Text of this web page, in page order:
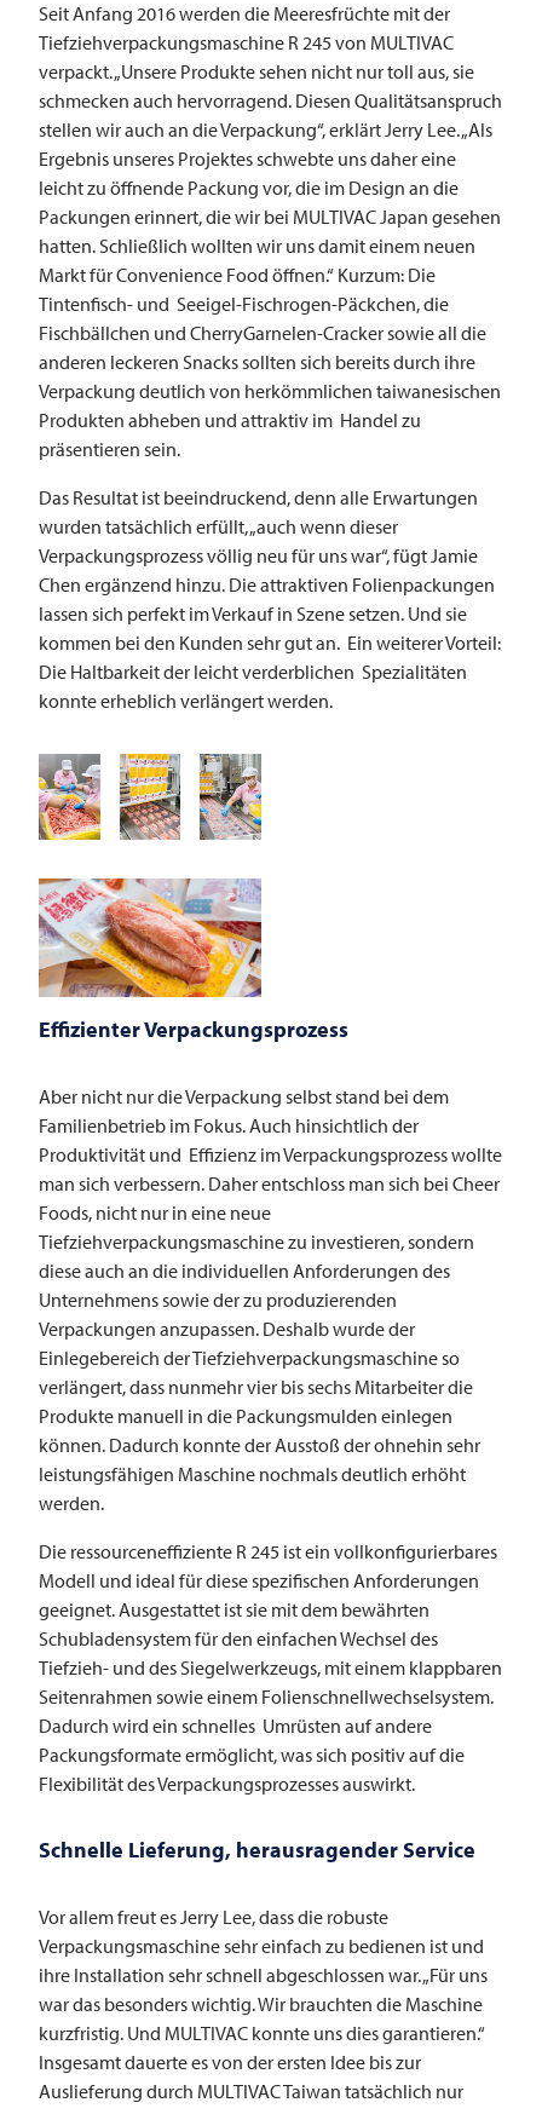
Seit Anfang 2016 werden die Meeresfrüchte mit der
Tiefziehverpackungsmaschine R 245 von MULTIVAC
verpackt. „Unsere Produkte sehen nicht nur toll aus, sie
schmecken auch hervorragend. Diesen Qualitätsanspruch
stellen wir auch an die Verpackung“, erklärt Jerry Lee. „Als
Ergebnis unseres Projektes schwebte uns daher eine
leicht zu öffnende Packung vor, die im Design an die
Packungen erinnert, die wir bei MULTIVACJapan gesehen
hatten. Schließlich wollten wir uns damit einem neuen
Markt für Convenience Food öffnen.“ Kurzum: Die
Tintenfisch- und Seeigel-Fischrogen-Päckchen, die
Fischbällchen und CherryGarnelen-Cracker sowie all die
anderen leckeren Snacks sollten sich bereits durch ihre
Verpackung deutlich von herkömmlichen taiwanesischen
Produkten abheben und attraktiv im Handel zu
präsentieren sein.
Das Resultat ist beeindruckend, denn alle Erwartungen
wurden tatsächlich erfüllt, „auch wenn dieser
Verpackungsprozess völlig neu für uns war“, fügt Jamie
Chen ergänzend hinzu. Die attraktiven Folienpackungen
lassen sich perfekt im Verkauf in Szene setzen. Und sie
kommen bei den Kunden sehr gut an. Ein weiterer Vorteil:
Die Haltbarkeit der leicht verderblichen Spezialitäten
konnte erheblich verlängert werden.
Effizienter Verpackungsprozess
Aber nicht nur die Verpackung selbst stand bei dem
Familienbetrieb im Fokus. Auch hinsichtlich der
Produktivität und Effizienz im Verpackungsprozess wollte
man sich verbessern. Daher entschloss man sich bei Cheer
Foods, nicht nur in eine neue
Tiefziehverpackungsmaschine zu investieren, sondern
diese auch an die individuellen Anforderungen des
Unternehmens sowie der zu produzierenden
Verpackungen anzupassen. Deshalb wurde der
Einlegebereich der Tiefziehverpackungsmaschine so
verlängert, dass nunmehr vier bis sechs Mitarbeiter die
Produkte manuell in die Packungsmulden einlegen
können. Dadurch konnte der Ausstoß der ohnehin sehr
leistungsfähigen Maschine nochmals deutlich erhöht
werden.
Die ressourceneffiziente R 245 ist ein vollkonfigurierbares
Modell und ideal für diese spezifischen Anforderungen
geeignet. Ausgestattet ist sie mit dem bewährten
Schubladensystem für den einfachen Wechsel des
Tiefzieh- und des Siegelwerkzeugs, mit einem klappbaren
Seitenrahmen sowie einem Folienschnellwechselsystem.
Dadurch wird ein schnelles Umrüsten auf andere
Packungsformate ermöglicht, was sich positiv auf die
Flexibilität des Verpackungsprozesses auswirkt.
Schnelle Lieferung, herausragender Service
Vor allem freut es Jerry Lee, dass die robuste
Verpackungsmaschine sehr einfach zu bedienen ist und
ihre Installation sehr schnell abgeschlossen war. „Für uns
war das besonders wichtig. Wir brauchten die Maschine
kurzfristig. Und MULTIVAC konnte uns dies garantieren.“
Insgesamt dauerte es von der ersten Idee bis zur
Auslieferung durch MULTIVACTaiwan tatsächlich nur